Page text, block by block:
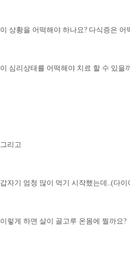
이 상황을 어떡해야 하나요? 다식증은 어
이 심리상태를 어떡해야 치료 할 수 있을
그리고
갑자기 엄청 많이 먹기 시작했는데..(다
이렇게 하면 살이 골고루 온몸에 찔까요?